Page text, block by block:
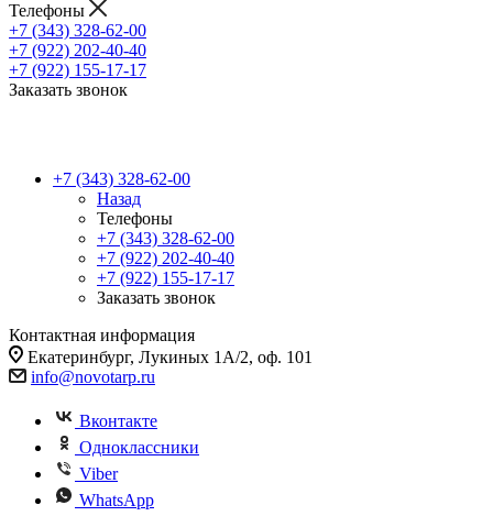
Телефоны
+7 (343) 328-62-00
+7 (922) 202-40-40
+7 (922) 155-17-17
Заказать звонок
+7 (343) 328-62-00
Назад
Телефоны
+7 (343) 328-62-00
+7 (922) 202-40-40
+7 (922) 155-17-17
Заказать звонок
Контактная информация
Екатеринбург, Лукиных 1А/2, оф. 101
info@novotarp.ru
Вконтакте
Одноклассники
Viber
WhatsApp